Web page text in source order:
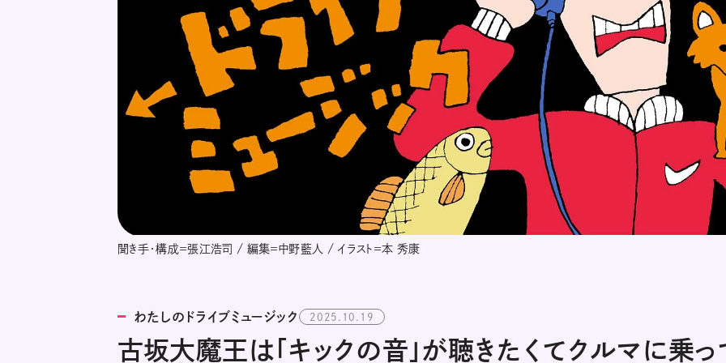
聞き手・構成＝張江浩司 / 編集＝中野藍人 / イラスト＝本 秀康
わたしのドライブミュージック 2025.10.19
古坂大魔王は「キックの音」が聴きたくてクルマに乗っ